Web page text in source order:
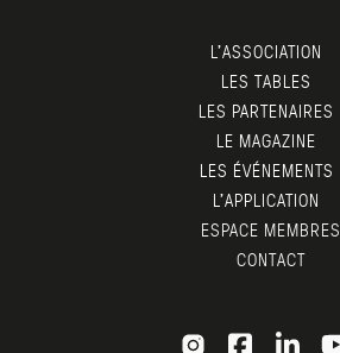
L’ASSOCIATION
LES TABLES
LES PARTENAIRES
LE MAGAZINE
LES ÉVÉNEMENTS
L’APPLICATION
ESPACE MEMBRES
CONTACT